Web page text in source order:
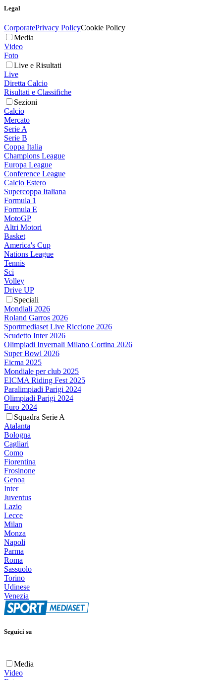
Legal
CorporatePrivacy PolicyCookie Policy
Media
Video
Foto
Live e Risultati
Live
Diretta Calcio
Risultati e Classifiche
Sezioni
Calcio
Mercato
Serie A
Serie B
Coppa Italia
Champions League
Europa League
Conference League
Calcio Estero
Supercoppa Italiana
Formula 1
Formula E
MotoGP
Altri Motori
Basket
America's Cup
Nations League
Tennis
Sci
Volley
Drive UP
Speciali
Mondiali 2026
Roland Garros 2026
Sportmediaset Live Riccione 2026
Scudetto Inter 2026
Olimpiadi Invernali Milano Cortina 2026
Super Bowl 2026
Eicma 2025
Mondiale per club 2025
EICMA Riding Fest 2025
Paralimpiadi Parigi 2024
Olimpiadi Parigi 2024
Euro 2024
Squadra Serie A
Atalanta
Bologna
Cagliari
Como
Fiorentina
Frosinone
Genoa
Inter
Juventus
Lazio
Lecce
Milan
Monza
Napoli
Parma
Roma
Sassuolo
Torino
Udinese
Venezia
Seguici su
Media
Video